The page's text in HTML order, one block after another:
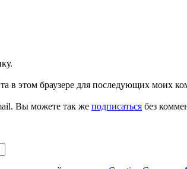
в этом браузере для последующих моих
Вы можете так же подписаться без